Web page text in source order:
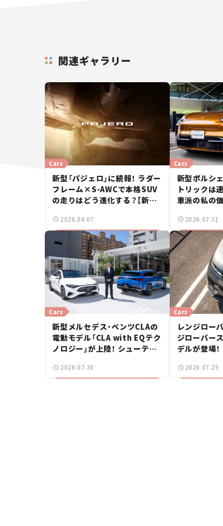
関連ギャラリー
Cars
新型「パジェロ」に続報！ ラダー
フレーム×S-AWCで本格SUV
の走りはどう進化する？【新車
2026.08.07
Cars
新型ポルシ
トリックは
車派の私の
2026.07.31
Cars
新型メルセデス・ベンツCLAの
電動モデル「CLA with EQテク
ノロジー」が上陸！ シューティ
ース】
2026.07.30
Cars
レンジロー
ジローバー
デルが登場
2026.07.29